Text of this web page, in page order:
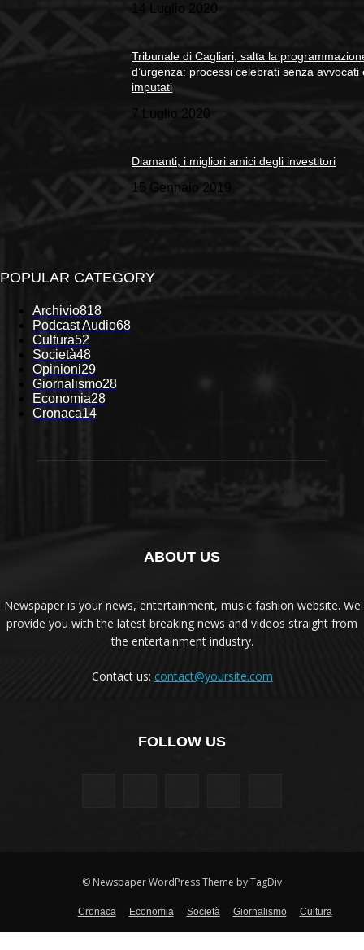
14 Luglio 2020
Tribunale di Cagliari, salta la
d’urgenza: processi celebrati senza avvocati
imputati
7 Luglio 2020
Diamanti, i migliori amici degli investitori
15 Gennaio 2019
POPULAR CATEGORY
Archivio818
Podcast Audio68
Cultura52
Società48
Opinioni29
Giornalismo28
Economia28
Cronaca14
ABOUT US
Newspaper is your news, entertainment, music fashion website. We
provide you with the latest breaking news and videos straight from
the entertainment industry.
Contact us: contact@yoursite.com
FOLLOW US
© Newspaper WordPress Theme by TagDiv
Cronaca Economia Società Giornalismo Cultura